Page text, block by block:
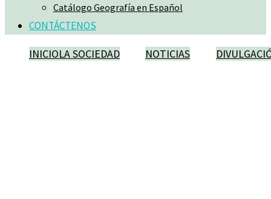
Catálogo Geografía en Español
CONTÁCTENOS
INICIOLA SOCIEDAD NOTICIAS